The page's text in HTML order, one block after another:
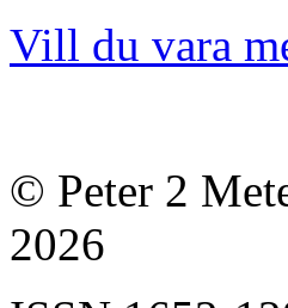
Vill du vara
© Peter 2
2026